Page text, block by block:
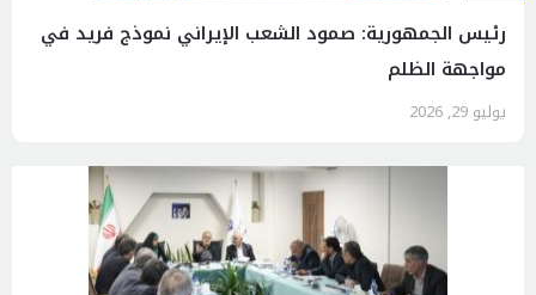
رئيس الجمهورية: صمود الشعب الإيراني نموذج فريد في
مواجهة الظلم
يوليو 29, 2026